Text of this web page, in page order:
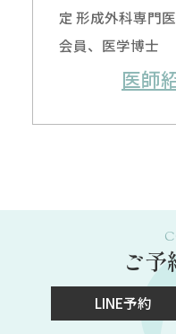
定 形成外科専門
会員、医学博士
医師
ご
LINE予約